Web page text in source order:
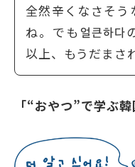
全然辛くなさそう
ね。でも얼큰하다
以上、もうだまさ
「“おやつ”で学ぶ